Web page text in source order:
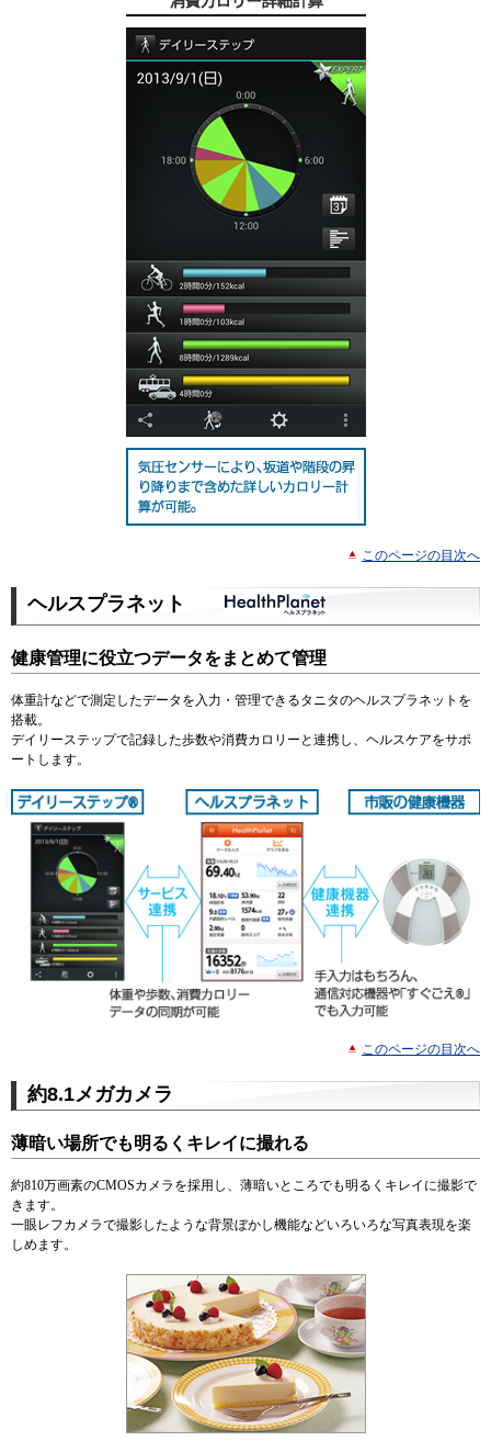
このページの目次へ
ヘルスプラネット
健康管理に役立つデータをまとめて管理
体重計などで測定したデータを入力・管理できるタニタのヘルスプラネットを
搭載。
デイリーステップで記録した歩数や消費カロリーと連携し、ヘルスケアをサポ
ートします。
このページの目次へ
約8.1メガカメラ
薄暗い場所でも明るくキレイに撮れる
約810万画素のCMOSカメラを採用し、薄暗いところでも明るくキレイに撮影で
きます。
一眼レフカメラで撮影したような背景ぼかし機能などいろいろな写真表現を楽
しめます。